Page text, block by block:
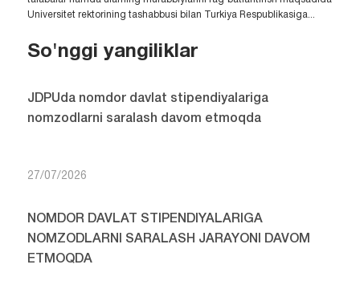
Universitet rektorining tashabbusi bilan Turkiya Respublikasiga...
So'nggi yangiliklar
JDPUda nomdor davlat stipendiyalariga
nomzodlarni saralash davom etmoqda
27/07/2026
NOMDOR DAVLAT STIPENDIYALARIGA
NOMZODLARNI SARALASH JARAYONI DAVOM
ETMOQDA